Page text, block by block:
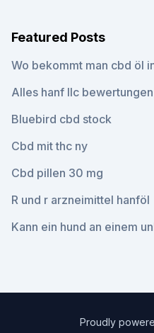
Featured Posts
Wo bekommt man cbd öl
Alles hanf llc bewertungen
Bluebird cbd stock
Cbd mit thc ny
Cbd pillen 30 mg
R und r arzneimittel hanföl
Kann ein hund an einem
Proudly